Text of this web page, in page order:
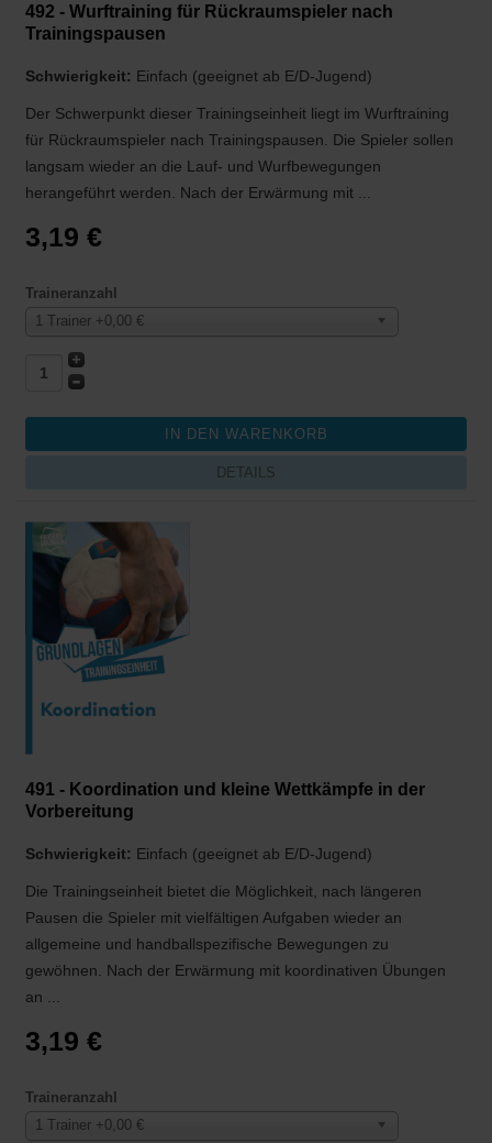
492 - Wurftraining für Rückraumspieler nach
Trainingspausen
Schwierigkeit: Einfach (geeignet ab E/D-Jugend)
Der Schwerpunkt dieser Trainingseinheit liegt im Wurftraining
für Rückraumspieler nach Trainingspausen. Die Spieler sollen
langsam wieder an die Lauf- und Wurfbewegungen
herangeführt werden. Nach der Erwärmung mit ...
3,19 €
Traineranzahl
1 Trainer +0,00 €
DETAILS
491 - Koordination und kleine Wettkämpfe in der
Vorbereitung
Schwierigkeit: Einfach (geeignet ab E/D-Jugend)
Die Trainingseinheit bietet die Möglichkeit, nach längeren
Pausen die Spieler mit vielfältigen Aufgaben wieder an
allgemeine und handballspezifische Bewegungen zu
gewöhnen. Nach der Erwärmung mit koordinativen Übungen
an ...
3,19 €
Traineranzahl
1 Trainer +0,00 €